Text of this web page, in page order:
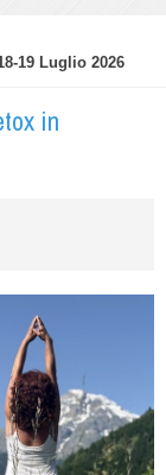
19 Luglio 2026
in